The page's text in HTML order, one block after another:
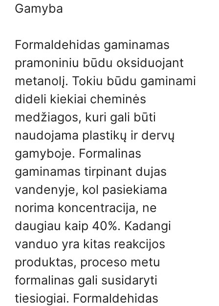
Gamyba
Formaldehidas gaminamas
pramoniniu būdu oksiduojant
metanolį. Tokiu būdu gaminami
dideli kiekiai cheminės
medžiagos, kuri gali būti
naudojama plastikų ir dervų
gamyboje. Formalinas
gaminamas tirpinant dujas
vandenyje, kol pasiekiama
norima koncentracija, ne
daugiau kaip 40%. Kadangi
vanduo yra kitas reakcijos
produktas, proceso metu
formalinas gali susidaryti
tiesiogiai. Formaldehidas